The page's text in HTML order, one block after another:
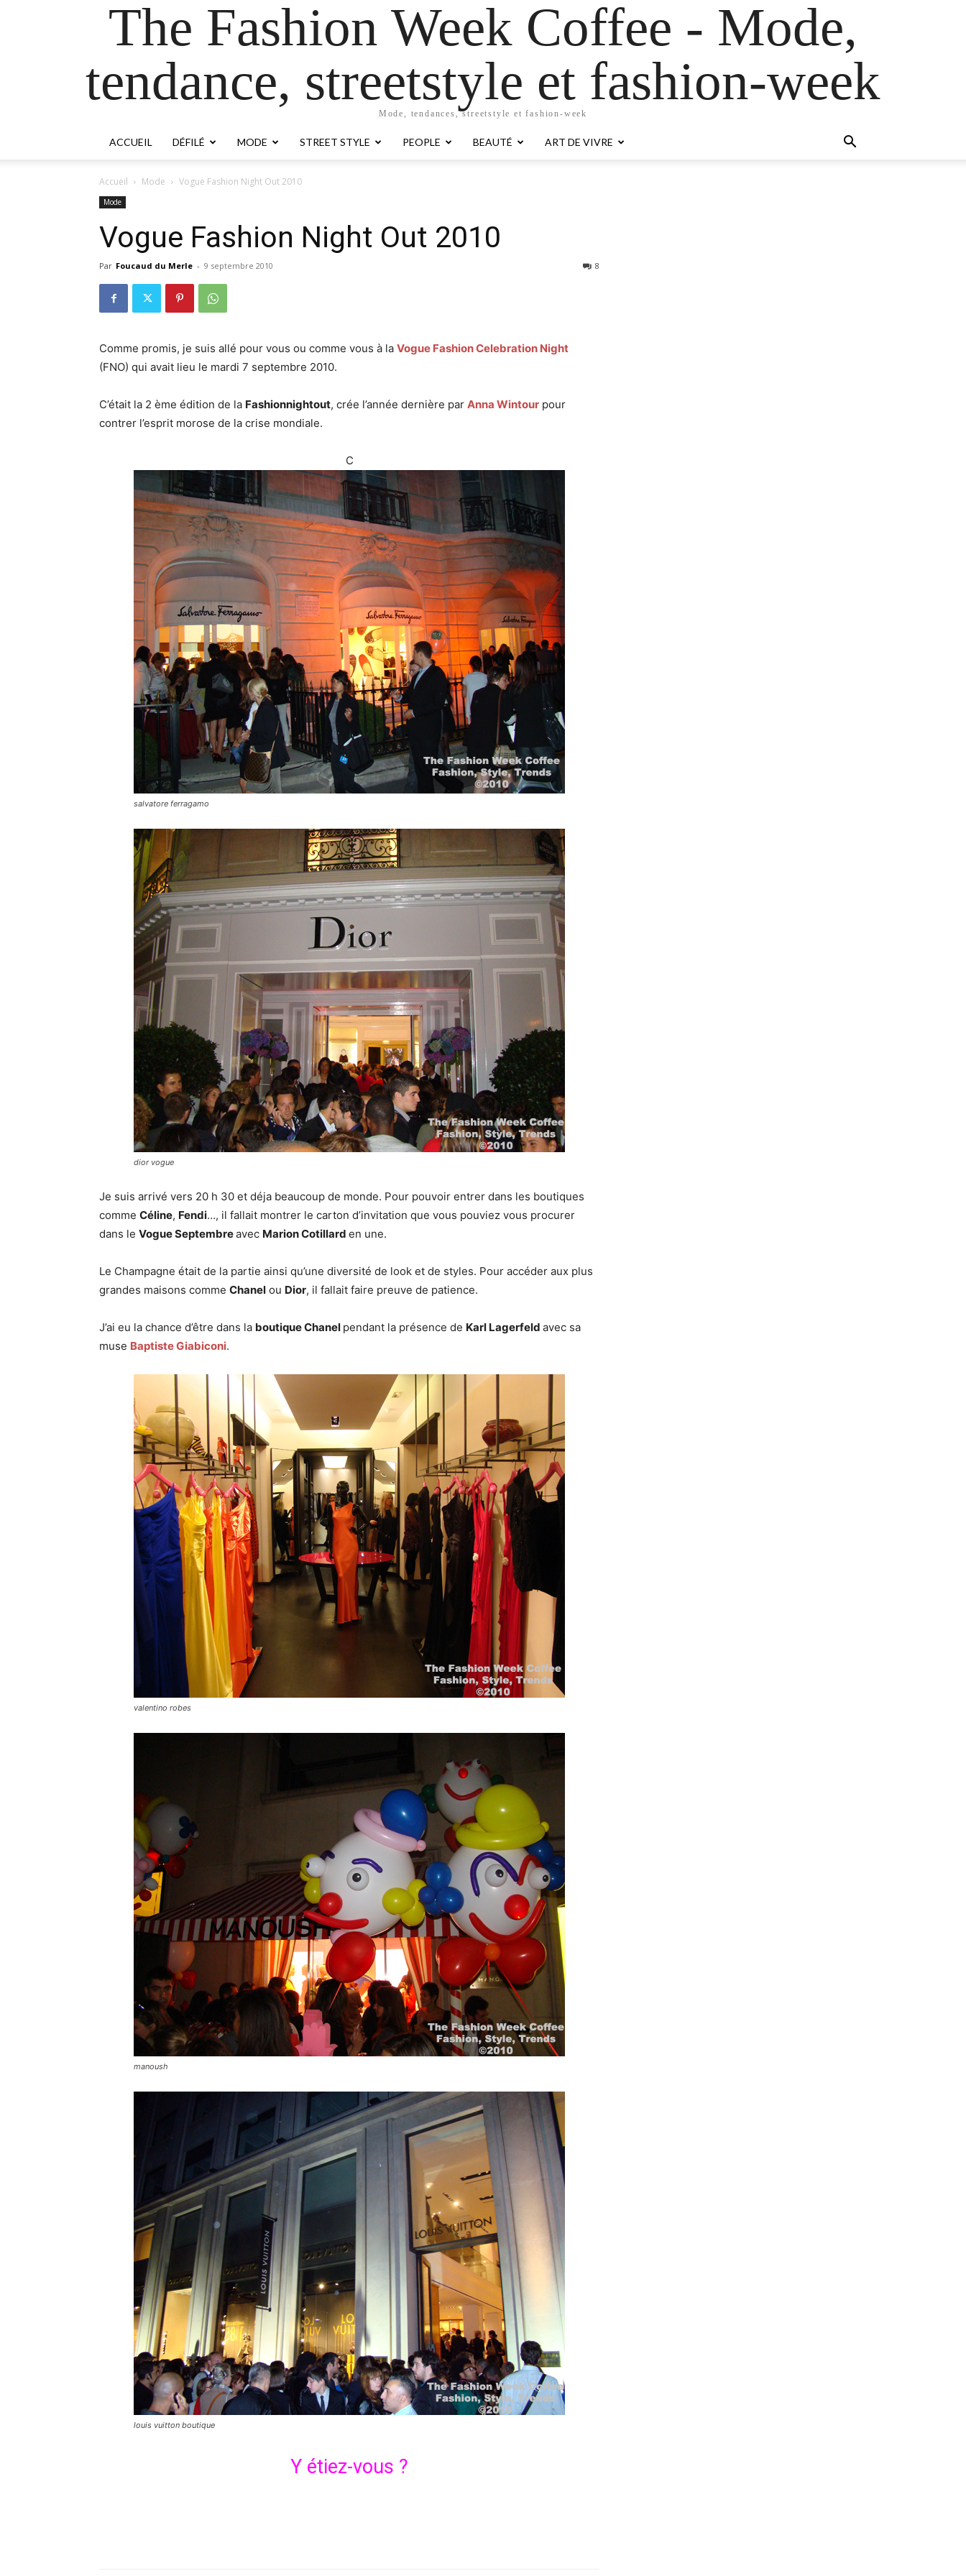
The Fashion Week Coffee - Mode,
tendance, streetstyle et fashion-week
Mode, tendances, streetstyle et fashion-week
ACCUEIL DÉFILÉ MODE STREET STYLE PEOPLE BEAUTÉ ART DE VIVRE
Accueil Mode Vogue Fashion Night Out 2010
Mode
Vogue Fashion Night Out 2010
Par Foucaud du Merle - 9 septembre 2010 8
Comme promis, je suis allé pour vous ou comme vous à la Vogue Fashion Celebration Night
(FNO) qui avait lieu le mardi 7 septembre 2010.
C’était la 2 ème édition de la Fashionnightout, crée l’année dernière par Anna Wintour pour
contrer l’esprit morose de la crise mondiale.
C
salvatore ferragamo
dior vogue
Je suis arrivé vers 20 h 30 et déja beaucoup de monde. Pour pouvoir entrer dans les boutiques
comme Céline, Fendi…, il fallait montrer le carton d’invitation que vous pouviez vous procurer
dans le Vogue Septembreavec Marion Cotillard en une.
Le Champagne était de la partie ainsi qu’une diversité de look et de styles. Pour accéder aux plus
grandes maisons comme Chanel ou Dior, il fallait faire preuve de patience.
J’ai eu la chance d’être dans la boutique Chanel pendant la présence de Karl Lagerfeld avec sa
muse Baptiste Giabiconi.
valentino robes
manoush
louis vuitton boutique
Y étiez-vous ?